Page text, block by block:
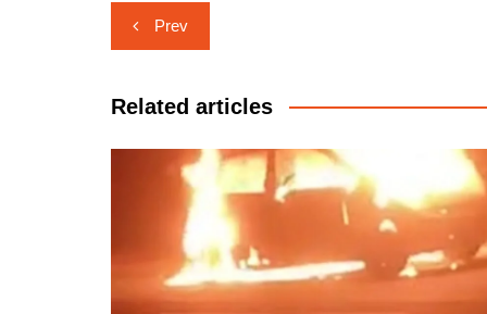
Post
navigation
Prev
Related articles